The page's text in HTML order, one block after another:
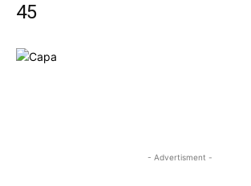
45
- Advertisment -